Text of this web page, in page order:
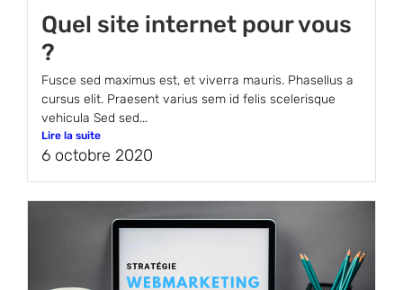
Quel site internet pour vous
?
Fusce sed maximus est, et viverra mauris. Phasellus a
cursus elit. Praesent varius sem id felis scelerisque
vehicula Sed sed...
Lire la suite
6 octobre 2020